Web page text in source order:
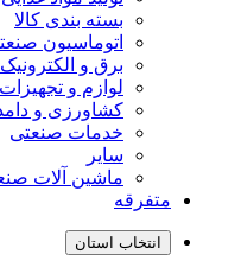
بسته بندی کالا
اتوماسیون
برق و الکترونیک
لوازم و
کشاورزی و
خدمات صنعتی
سایر
ماشین آلات
متفرقه
انتخاب استان